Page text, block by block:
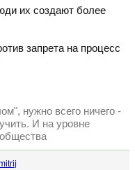
их создают более
запрета на процесс
нужно всего ничего -
И на уровне